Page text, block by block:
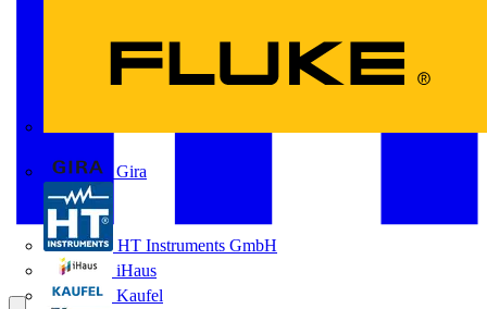
Gira
HT Instruments GmbH
iHaus
Kaufel